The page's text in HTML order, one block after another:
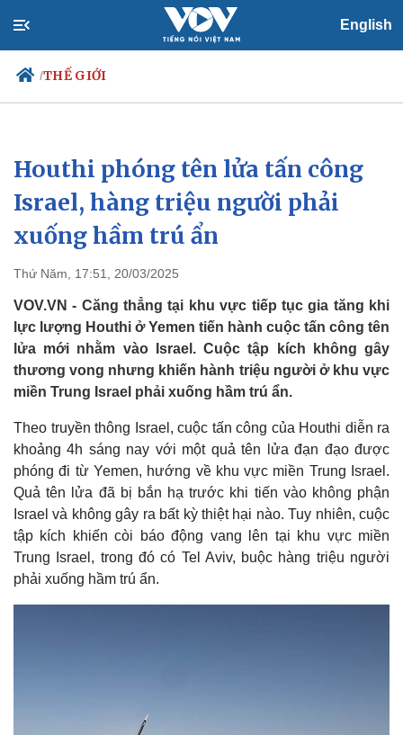
English
/THẾ GIỚI
Chính trị
Đảng
Tổ chức nhân sự
Quốc hội
Nhận diện sự thật
Xã hội
Dự báo thời tiết
Houthi phóng tên lửa tấn công
Israel, hàng triệu người phải
xuống hầm trú ẩn
Thứ Năm, 17:51, 20/03/2025
VOV.VN - Căng thẳng tại khu vực tiếp tục gia tăng khi
lực lượng Houthi ở Yemen tiến hành cuộc tấn công tên
lửa mới nhằm vào Israel. Cuộc tập kích không gây
thương vong nhưng khiến hành triệu người ở khu vực
miền Trung Israel​​​​​​​ phải xuống hầm trú ẩn.
Theo truyền thông Israel, cuộc tấn công của Houthi diễn ra
khoảng 4h sáng nay với một quả tên lửa đạn đạo được
phóng đi từ Yemen, hướng về khu vực miền Trung Israel.
Quả tên lửa đã bị bắn hạ trước khi tiến vào không phận
Israel và không gây ra bất kỳ thiệt hại nào. Tuy nhiên, cuộc
tập kích khiến còi báo động vang lên tại khu vực miền
Trung Israel, trong đó có Tel Aviv, buộc hàng triệu người
phải xuống hầm trú ẩn.